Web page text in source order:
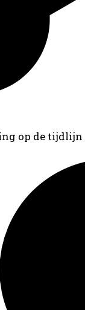
op de tijdlijn